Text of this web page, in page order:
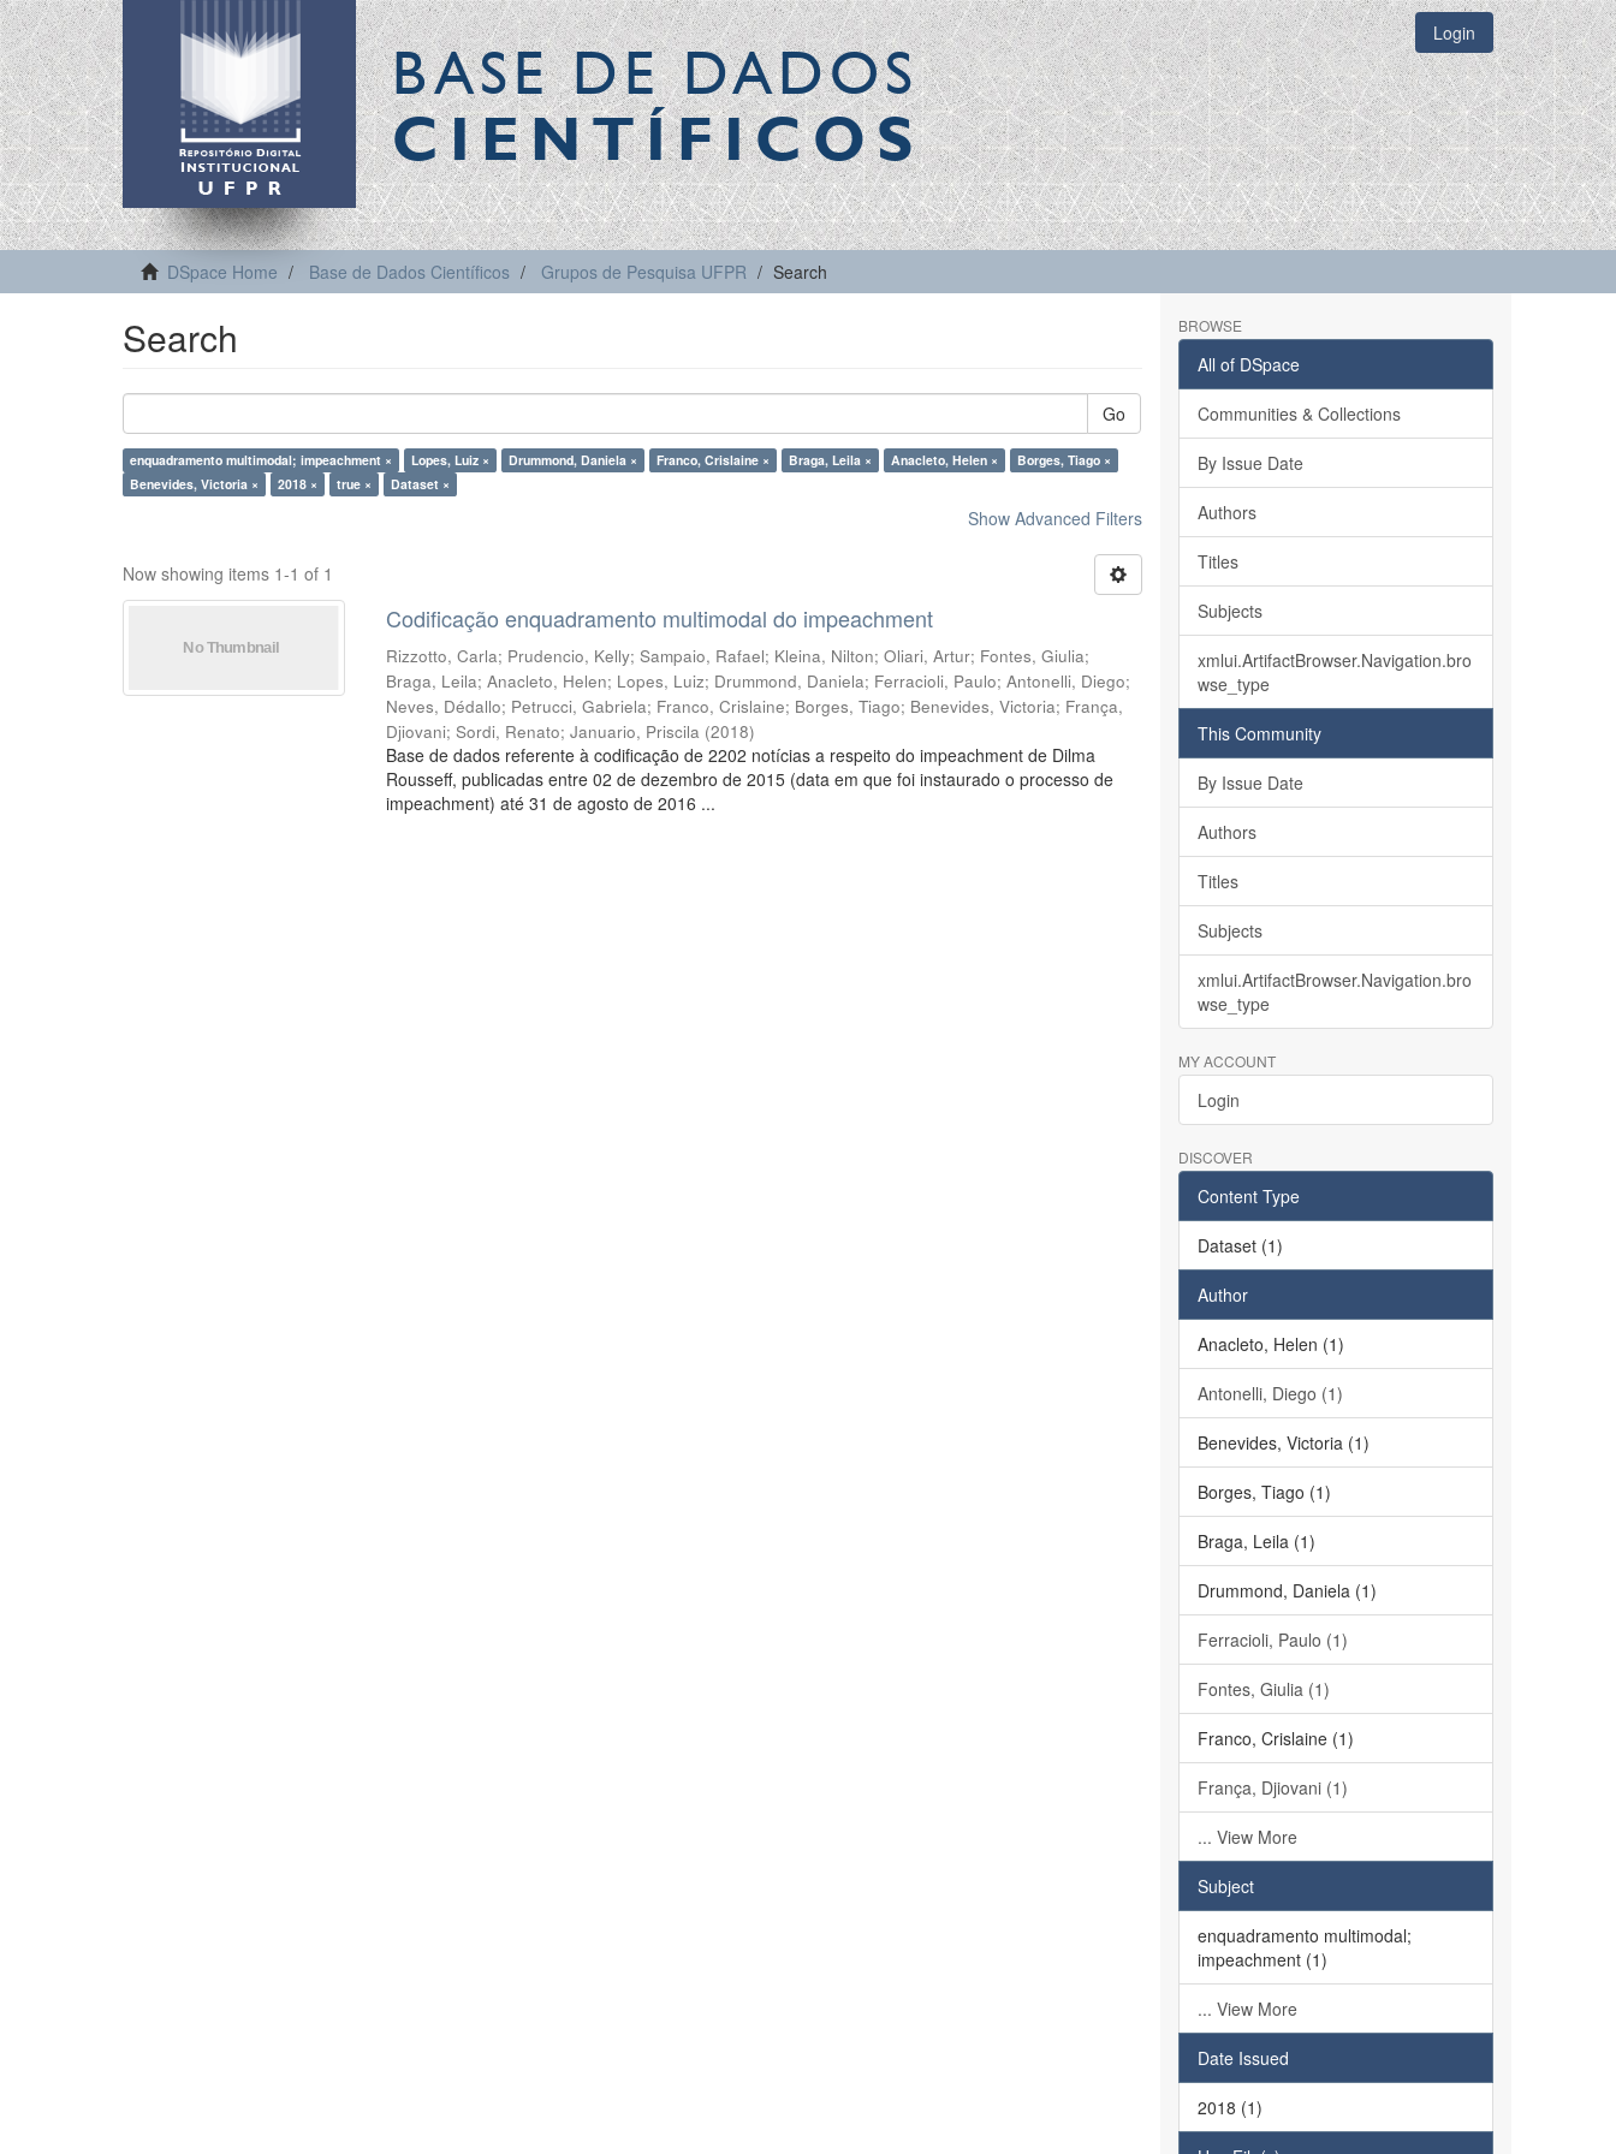
BASE DE DADOS
CIENTÍFICOS
Login
DSpace Home Base de Dados Científicos Grupos de Pesquisa UFPR Search
Search
Go
enquadramento multimodal; impeachment × Lopes, Luiz × Drummond, Daniela × Franco, Crislaine × Braga, Leila × Anacleto, Helen ×
Borges, Tiago ×
Benevides, Victoria ×
2018 × true × Dataset ×
Show Advanced Filters
Now showing items 1-1 of 1
Codificação enquadramento multimodal do impeachment
Rizzotto, Carla; Prudencio, Kelly;Sampaio, Rafael; Kleina, Nilton;Oliari, Artur; Fontes, Giulia;
Braga, Leila;Anacleto, Helen; Lopes, Luiz; Drummond, Daniela; Ferracioli, Paulo;Antonelli, Diego;
Neves, Dédallo; Petrucci, Gabriela; Franco, Crislaine; Borges, Tiago; Benevides, Victoria; França,
Djiovani;Sordi, Renato;Januario, Priscila (2018)
Base de dados referente à codificação de 2202 notícias a respeito do impeachment de Dilma
Rousseff, publicadas entre 02 de dezembro de 2015 (data em que foi instaurado o processo de
impeachment) até 31 de agosto de 2016 ...
BROWSE
All of DSpace
Communities & Collections
By Issue Date
Authors
Titles
Subjects
xmlui.ArtifactBrowser.Navigation.bro
wse_type
This Community
By Issue Date
Authors
Titles
Subjects
xmlui.ArtifactBrowser.Navigation.bro
wse_type
MY ACCOUNT
Login
DISCOVER
Content Type
Dataset (1)
Author
Anacleto, Helen (1)
Antonelli, Diego (1)
Benevides, Victoria (1)
Borges, Tiago (1)
Braga, Leila (1)
Drummond, Daniela (1)
Ferracioli, Paulo (1)
Fontes, Giulia (1)
Franco, Crislaine (1)
França, Djiovani (1)
... View More
Subject
enquadramento multimodal;
impeachment (1)
... View More
Date Issued
2018 (1)